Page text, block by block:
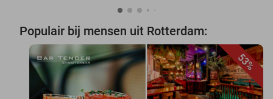
Populair bij mensen uit Rotterdam:
53%